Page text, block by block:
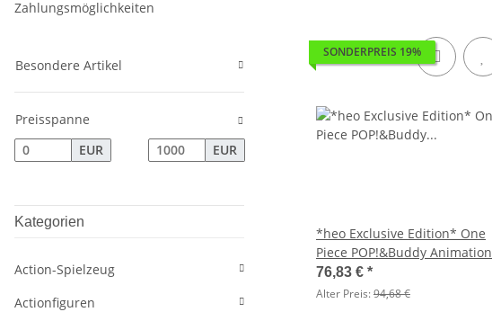
SONDERPREIS 19%
*heo Exclusive Edition* One
Piece POP!&Buddy Animation
Vinyl Figuren Rob Lucci with
Hattori w/Chase 10 cm
76,83 € *
Alter Preis:94,68 €
Zahlungsmöglichkeiten
Besondere Artikel
Preisspanne
EUR
EUR
Kategorien
Action-Spielzeug
Actionfiguren